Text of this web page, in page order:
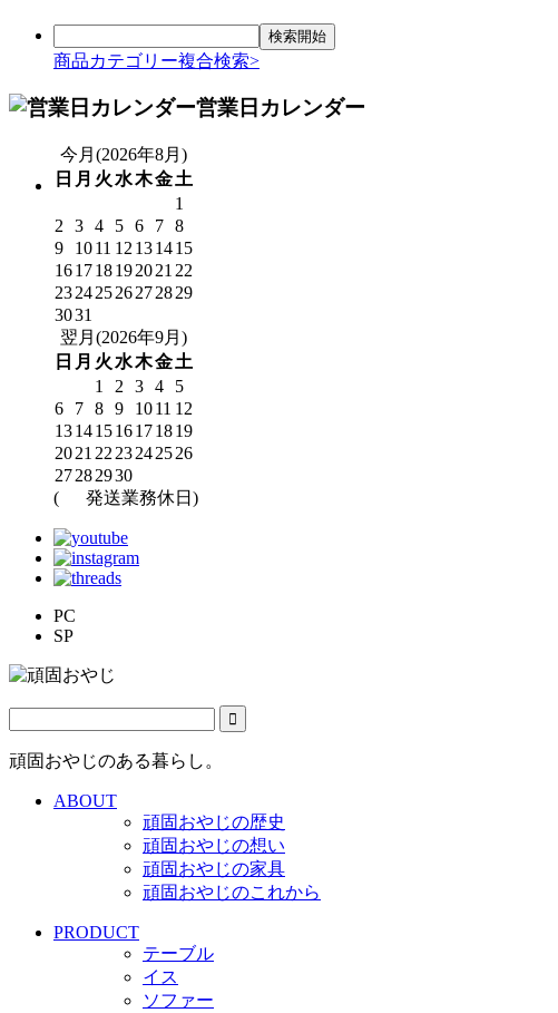
商品カテゴリー複合検索>
営業日カレンダー
今月(2026年8月)
日 月 火 水木金土
1
2
3 4 5 6 7 8
9
1011 12 131415
161718192021 22
23242526272829
3031
翌月(2026年9月)
日 月 火 水木金土
1
2 3 4
5
6
7 8 9 1011 12
13141516171819
2021 22 23242526
27282930
(
発送業務休日)
PC
SP
頑固おやじのある暮らし。
ABOUT
頑固おやじの歴史
頑固おやじの想い
頑固おやじの家具
頑固おやじのこれから
PRODUCT
テーブル
イス
ソファー